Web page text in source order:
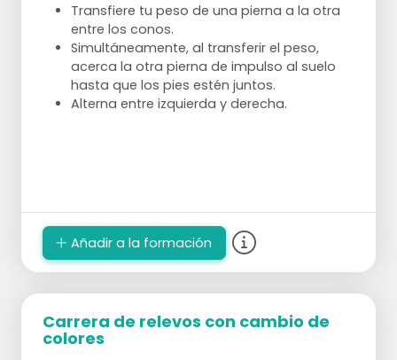
Transfiere tu peso de una pierna a la otra
entre los conos.
Simultáneamente, al transferir el peso,
acerca la otra pierna de impulso al suelo
hasta que los pies estén juntos.
Alterna entre izquierda y derecha.
Añadir a la formación
Carrera de relevos con cambio de
colores